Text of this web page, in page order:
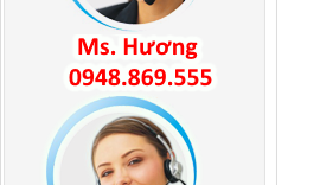
Ốp mang ốp gió
Dongfeng KL385